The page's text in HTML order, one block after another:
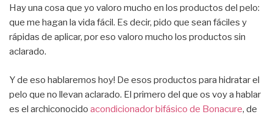
Hay una cosa que yo valoro mucho en los productos del pelo:
que me hagan la vida fácil. Es decir, pido que sean fáciles y
rápidas de aplicar, por eso valoro mucho los productos sin
aclarado.
Y de eso hablaremos hoy! De esos productos para hidratar el
pelo que no llevan aclarado. El primero del que os voy a hablar
es el archiconocido acondicionador bifásico de Bonacure, de